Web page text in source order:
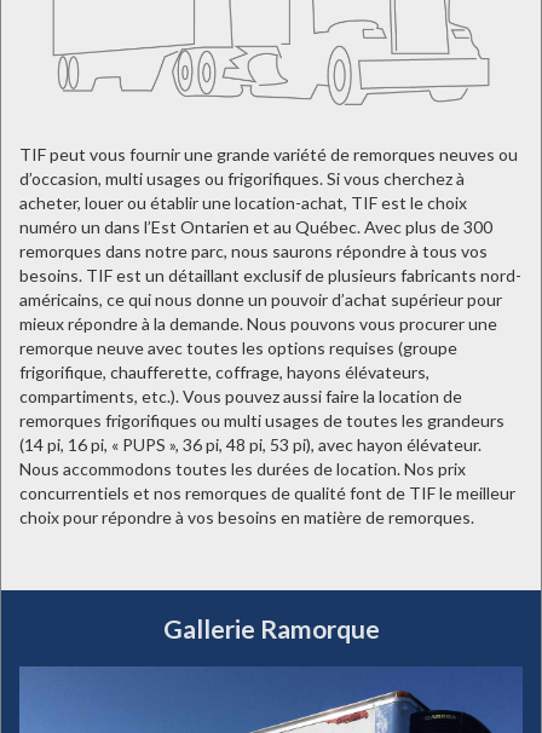
TIF peut vous fournir une grande variété de remorques neuves ou
d’occasion, multi usages ou frigorifiques. Si vous cherchez à
acheter, louer ou établir une location-achat, TIF est le choix
numéro un dans l’Est Ontarien et au Québec. Avec plus de 300
remorques dans notre parc, nous saurons répondre à tous vos
besoins. TIF est un détaillant exclusif de plusieurs fabricants nord-
américains, ce qui nous donne un pouvoir d’achat supérieur pour
mieux répondre à la demande. Nous pouvons vous procurer une
remorque neuve avec toutes les options requises (groupe
frigorifique, chaufferette, coffrage, hayons élévateurs,
compartiments, etc.). Vous pouvez aussi faire la location de
remorques frigorifiques ou multi usages de toutes les grandeurs
(14 pi, 16 pi, « PUPS », 36 pi, 48 pi, 53 pi), avec hayon élévateur.
Nous accommodons toutes les durées de location. Nos prix
concurrentiels et nos remorques de qualité font de TIF le meilleur
choix pour répondre à vos besoins en matière de remorques.
Gallerie Ramorque